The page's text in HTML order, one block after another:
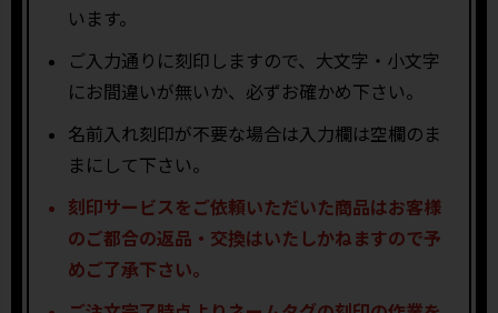
います。
ご入力通りに刻印しますので、大文字・小文字
にお間違いが無いか、必ずお確かめ下さい。
名前入れ刻印が不要な場合は入力欄は空欄のま
まにして下さい。
刻印サービスをご依頼いただいた商品はお客様
のご都合の返品・交換はいたしかねますので予
めご了承下さい。